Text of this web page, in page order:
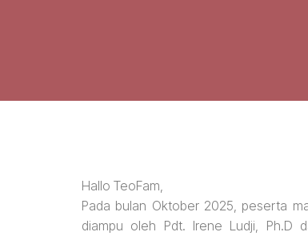
Hallo TeoFam,
Pada bulan Oktober 2025, peserta
diampu oleh Pdt. Irene Ludji, Ph.D